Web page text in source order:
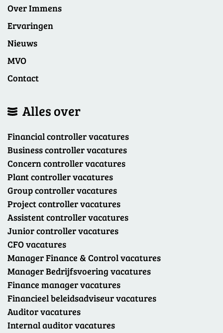
Over Immens
Ervaringen
Nieuws
MVO
Contact
Alles over
Financial controller vacatures
Business controller vacatures
Concern controller vacatures
Plant controller vacatures
Group controller vacatures
Project controller vacatures
Assistent controller vacatures
Junior controller vacatures
CFO vacatures
Manager Finance & Control vacatures
Manager Bedrijfsvoering vacatures
Finance manager vacatures
Financieel beleidsadviseur vacatures
Auditor vacatures
Internal auditor vacatures